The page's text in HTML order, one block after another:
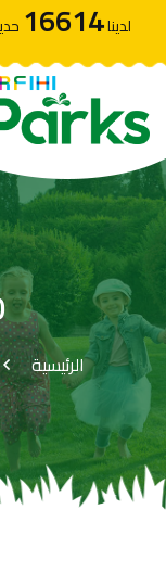
لدينا16614
الرئيسية